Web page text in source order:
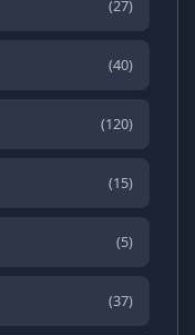
(27)
(40)
(120)
(15)
(5)
(37)